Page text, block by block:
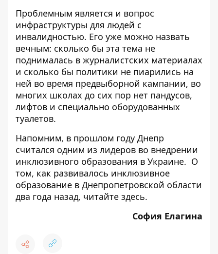
Проблемным является и вопрос
инфраструктуры для людей с
инвалидностью. Его уже можно назвать
вечным: сколько бы эта тема не
поднималась в журналистских материалах
и сколько бы политики не пиарились на
ней во время предвыборной кампании, во
многих школах до сих пор нет пандусов,
лифтов и специально оборудованных
туалетов.
Напомним, в прошлом году Днепр
считался одним из лидеров во внедрении
инклюзивного образования в Украине. О
том, как развивалось инклюзивное
образование в Днепропетровской области
два года назад, читайте здесь.
София Елагина